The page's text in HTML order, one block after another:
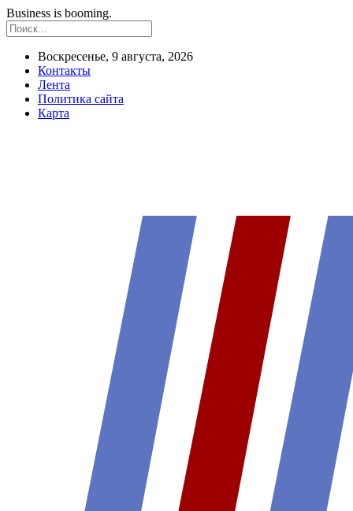
Business is booming.
Воскресенье, 9 августа, 2026
Контакты
Лента
Политика сайта
Карта